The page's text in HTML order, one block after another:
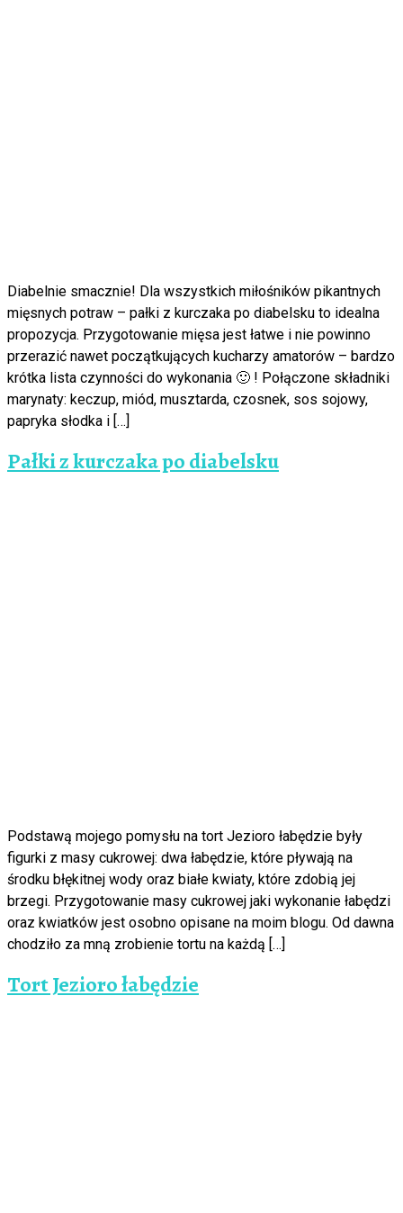
Diabelnie smacznie! Dla wszystkich miłośników pikantnych
mięsnych potraw – pałki z kurczaka po diabelsku to idealna
propozycja. Przygotowanie mięsa jest łatwe i nie powinno
przerazić nawet początkujących kucharzy amatorów – bardzo
krótka lista czynności do wykonania 🙂 ! Połączone składniki
marynaty: keczup, miód, musztarda, czosnek, sos sojowy,
papryka słodka i […]
Pałki z kurczaka po diabelsku
Podstawą mojego pomysłu na tort Jezioro łabędzie były
figurki z masy cukrowej: dwa łabędzie, które pływają na
środku błękitnej wody oraz białe kwiaty, które zdobią jej
brzegi. Przygotowanie masy cukrowej jaki wykonanie łabędzi
oraz kwiatków jest osobno opisane na moim blogu. Od dawna
chodziło za mną zrobienie tortu na każdą […]
Tort Jezioro łabędzie